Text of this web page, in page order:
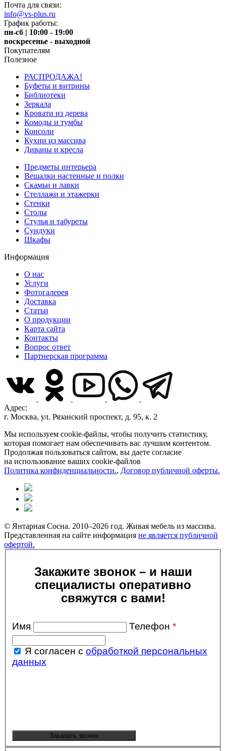
Почта для связи:
info@vs-plus.ru
График работы:
пн-сб | 10:00 - 19:00
воскресенье - выходной
Покупателям
Полезное
РАСПРОДАЖА!
Буфеты и витрины
Библиотеки
Зеркала
Кровати из дерева
Комоды и тумбы
Консоли
Кухни из массива
Диваны и кресла
Предметы интерьера
Вешалки настенные и полки
Скамьи и лавки
Стеллажи и этажерки
Стенки
Столы
Стулья и табуреты
Сундуки
Шкафы
Информация
О нас
Услуги
Фотогалерея
Доставка
Статьи
О продукции
Карта сайта
Контакты
Вопрос ответ
Партнерская программа
Адрес:
г. Москва, ул. Рязанский проспект, д. 95, к. 2
Мы используем cookie-файлы, чтобы получить статистику,
которая помогает нам обеспечивать вас лучшим контентом.
Продолжая пользоваться сайтом, вы даете согласие
на использование ваших cookie-файлов
Политика конфиденциальности., Договор публичной оферты.
© Янтарная Сосна. 2010–2026 год. Живая мебель из массива.
Представленная на сайте информация не является публичной
офертой.
Закажите звонок – и наши
специалисты оперативно
свяжутся с вами!
Имя Телефон *
Я согласен с обработкой персональных
данных